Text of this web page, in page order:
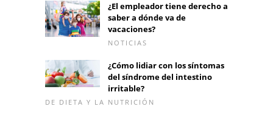
¿El empleador tiene derecho a
saber a dónde va de
vacaciones?
NOTICIAS
¿Cómo lidiar con los síntomas
del síndrome del intestino
irritable?
DE DIETA Y LA NUTRICIÓN